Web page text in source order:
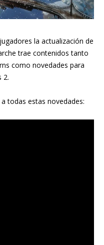
la actualización de
trae contenidos tanto
como novedades para
2.
todas estas novedades: